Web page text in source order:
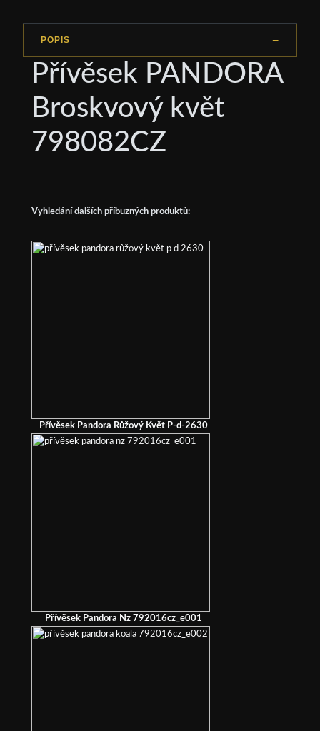
POPIS
Přívěsek PANDORA
Broskvový květ
798082CZ
Vyhledání dalších příbuzných produktů:
Přívěsek Pandora Růžový Květ P-d-2630
Přívěsek Pandora Nz 792016cz_e001